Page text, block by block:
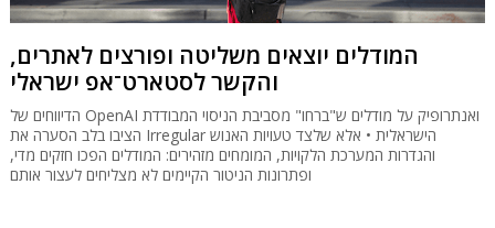
המודלים יוצאים משליטה ופורצים לאתרים,
והקשר לסטארט־אפ ישראלי
הדיווחים של OpenAI ואנתרופיק על מודלים ש"ברחו" מסביבת הניסוי המבודדת
הציבו בלב הסערה את Irregular הישראלית • אלא שלצד טעויות האנוש
והגדרות המערכת הלקויות, המומחים מזהירים: המודלים הפכו חזקים מדי,
ופתרונות הניטור הקיימים לא מצליחים לעצור אותם